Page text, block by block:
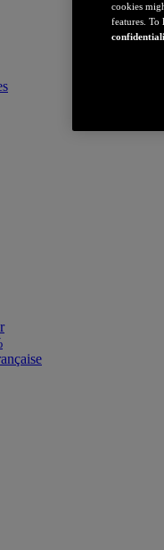
cookies
features. To